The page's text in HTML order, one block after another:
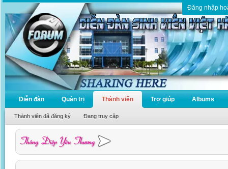
Đăng nhập
Diễn đàn Quản trị Thành viên
Thành viên đã đăng ký Đang truy cập
Trợ giúp Albums